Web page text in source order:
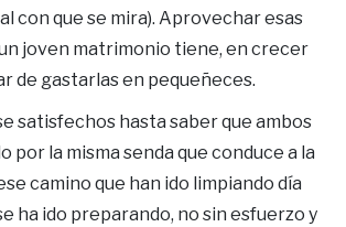
con que se mira). Aprovechar esas
joven matrimonio tiene, en crecer
de gastarlas en pequeñeces.
satisfechos hasta saber que ambos
por la misma senda que conduce a la
camino que han ido limpiando día
ha ido preparando, no sin esfuerzo y